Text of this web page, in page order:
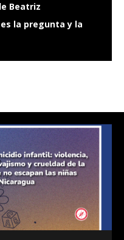
Beatriz
la pregunta y la